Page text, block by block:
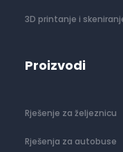
3D printanje i
Proizvodi
Rješenje za željeznicu
Rješenja za autobuse